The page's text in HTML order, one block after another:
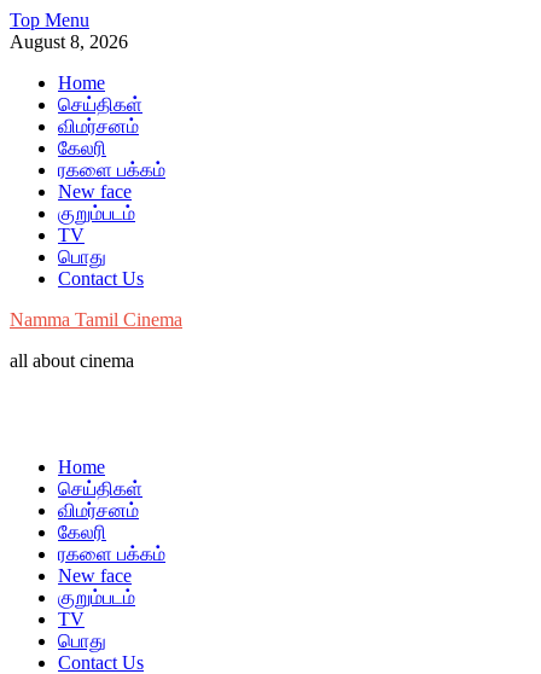
Skip
to
Top Menu
August 8, 2026
Home
செய்திகள்
விமர்சனம்
கேலரி
ரகளை பக்கம்
New face
குறும்படம்
TV
பொது
Contact Us
Namma Tamil Cinema
all about cinema
Home
செய்திகள்
விமர்சனம்
கேலரி
ரகளை பக்கம்
New face
குறும்படம்
TV
பொது
Contact Us